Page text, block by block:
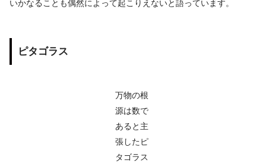
いかなることも偶然によって起こりえないと語っています。
ピタゴラス
万物の根
源は数で
あると主
張したピ
タゴラス